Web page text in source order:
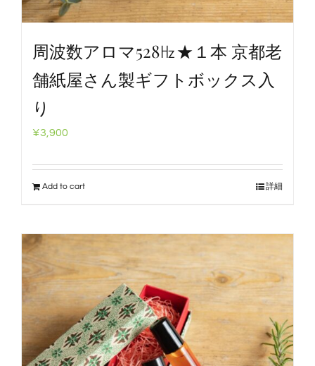
周波数アロマ528㎐★１本 京都老
舗紙屋さん製ギフトボックス入
り
¥3,900
Add to cart 詳細